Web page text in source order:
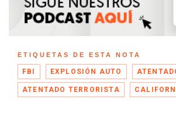
ETIQUETAS DE ESTA NOTA
FBI EXPLOSIÓN AUTO
ATENTADO TERRORISTA